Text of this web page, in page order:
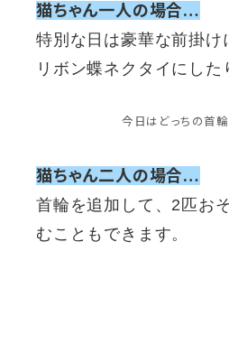
猫ちゃん一人の場合…
特別な日は豪華な前掛け
リボン蝶ネクタイにした
今日はどっちの首輪
猫ちゃん二人の場合…
首輪を追加して、2匹お
むこともできます。